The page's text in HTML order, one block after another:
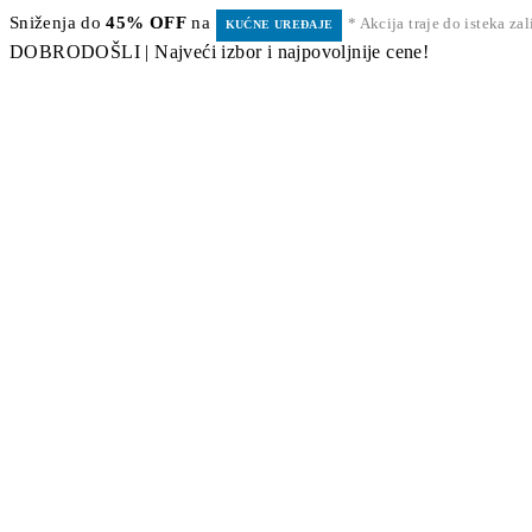
Sniženja do45% OFF na KUĆNE UREĐAJE * Akcija traje do isteka
DOBRODOŠLI | Najveći izbor i najpovoljnije cene!